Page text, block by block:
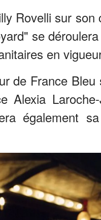
Rovelli sur
se
en
de France
Alexia
également